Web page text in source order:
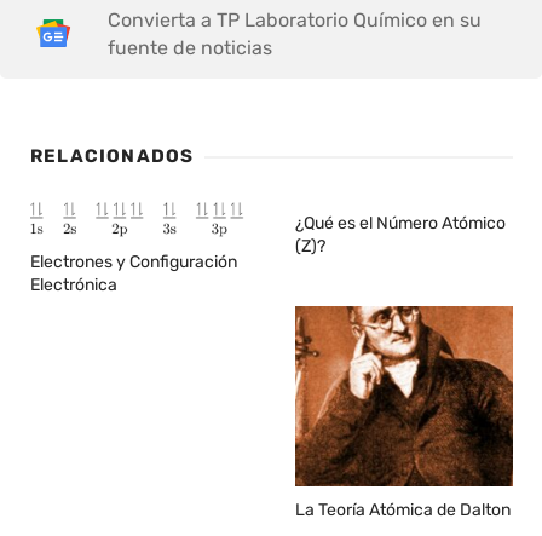
Convierta a TP Laboratorio Químico en su
fuente de noticias
RELACIONADOS
Electrones y Configuración
Electrónica
¿Qué es el Número Atómico
(Z)?
La Teoría Atómica de Dalton